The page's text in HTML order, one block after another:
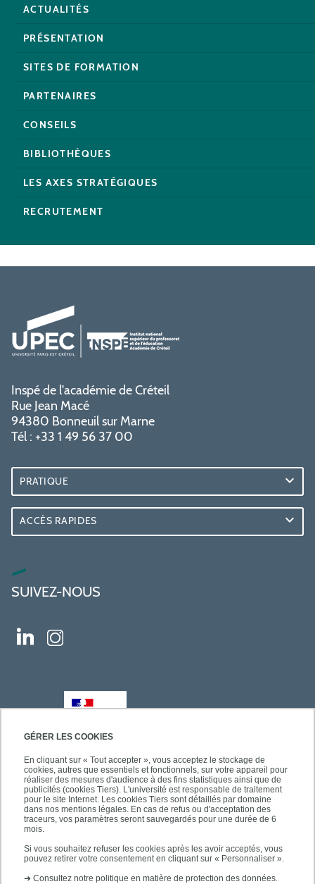
GÉRER LES COOKIES
En cliquant sur « Tout accepter », vous acceptez le stockage de
cookies, autres que essentiels et fonctionnels, sur votre appareil pour
réaliser des mesures d'audience à des fins statistiques ainsi que de
publicités (cookies Tiers). L'université est responsable de traitement
pour le site Internet. Les cookies Tiers sont détaillés par domaine
dans nos mentions légales. En cas de refus ou d'acceptation des
traceurs, vos paramètres seront sauvegardés pour une durée de 6
mois.
Si vous souhaitez refuser les cookies après les avoir acceptés, vous
pouvez retirer votre consentement en cliquant sur « Personnaliser ».
➜ Consultez notre politique en matière de protection des données.
ACTUALITÉS
PRÉSENTATION
SITES DE FORMATION
PARTENAIRES
CONSEILS
BIBLIOTHÈQUES
LES AXES STRATÉGIQUES
RECRUTEMENT
Inspé de l'académie de Créteil
Rue Jean Macé
94380 Bonneuil sur Marne
Tél : +33 1 49 56 37 00
PRATIQUE
ACCÈS RAPIDES
SUIVEZ-NOUS